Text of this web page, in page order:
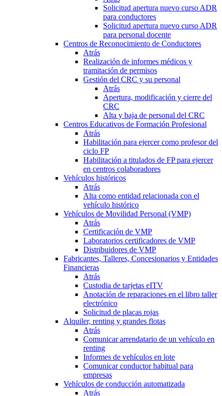
Solicitud apertura nuevo curso ADR
para conductores
Solicitud apertura nuevo curso ADR
para personal docente
Centros de Reconocimiento de Conductores
Atrás
Realización de informes médicos y
tramitación de permisos
Gestión del CRC y su personal
Atrás
Apertura, modificación y cierre del
CRC
Alta y baja de personal del CRC
Centros Educativos de Formación Profesional
Atrás
Habilitación para ejercer como profesor del
ciclo FP
Habilitación a titulados de FP para ejercer
en centros colaboradores
Vehículos históricos
Atrás
Alta como entidad relacionada con el
vehículo histórico
Vehículos de Movilidad Personal (VMP)
Atrás
Certificación de VMP
Laboratorios certificadores de VMP
Distribuidores de VMP
Fabricantes, Talleres, Concesionarios y Entidades
Financieras
Atrás
Custodia de tarjetas eITV
Anotación de reparaciones en el libro taller
electrónico
Solicitud de placas rojas
Alquiler, renting y grandes flotas
Atrás
Comunicar arrendatario de un vehículo en
renting
Informes de vehículos en lote
Comunicar conductor habitual para
empresas
Vehículos de conducción automatizada
Atrás